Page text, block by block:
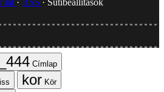
RSS
Sütibeállítások
Címlap
Kör